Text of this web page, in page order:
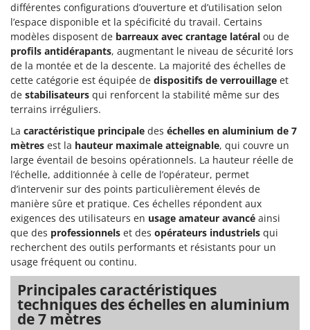
Déshumidificateurs
Draineuses
E
Échelles en aluminium
Effaroucheurs d'oiseaux
Effeuilleuses pour olives
Égreneuses à maïs
Électropompes pour la maison et le jardin
Éleveuses artificielles pour poussins
Enfouisseurs de pierres
Enrouleurs de filets pour olives
Épareuses pour tracteur
Épépineuses
Équipements de protection des voies respiratoires
F
Fendeuses à bois
Brumi
BullMach
C
C.EL.ME.
Calory Forni
Campagnola
Campingaz
Castelgarden
Castellari
Ceccato Olindo
Char-Broil
Classe
Clementi
Cofra
Comet
Cresco
différentes configurations d’ouverture et d’utilisation selon
l’espace disponible et la spécificité du travail. Certains
modèles disposent de barreaux avec crantage latéral ou de
profils antidérapants, augmentant le niveau de sécurité lors
de la montée et de la descente. La majorité des échelles de
cette catégorie est équipée de dispositifs de verrouillage et
de stabilisateurs qui renforcent la stabilité même sur des
terrains irréguliers.
La caractéristique principale des échelles en aluminium de 7
mètres est la hauteur maximale atteignable, qui couvre un
large éventail de besoins opérationnels. La hauteur réelle de
l’échelle, additionnée à celle de l’opérateur, permet
d’intervenir sur des points particulièrement élevés de
manière sûre et pratique. Ces échelles répondent aux
exigences des utilisateurs en usage amateur avancé ainsi
que des professionnels et des opérateurs industriels qui
recherchent des outils performants et résistants pour un
usage fréquent ou continu.
Principales caractéristiques
techniques des échelles en aluminium
de 7 mètres